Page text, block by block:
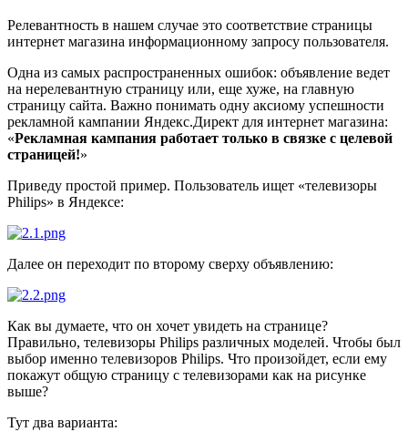
Релевантность в нашем случае это соответствие страницы
интернет магазина информационному запросу пользователя.
Одна из самых распространенных ошибок: объявление ведет
на нерелевантную страницу или, еще хуже, на главную
страницу сайта. Важно понимать одну аксиому успешности
рекламной кампании Яндекс.Директ для интернет магазина:
«Рекламная кампания работает только в связке с целевой
страницей!»
Приведу простой пример. Пользователь ищет «телевизоры
Philips» в Яндексе:
Далее он переходит по второму сверху объявлению:
Как вы думаете, что он хочет увидеть на странице?
Правильно, телевизоры Philips различных моделей. Чтобы был
выбор именно телевизоров Philips. Что произойдет, если ему
покажут общую страницу с телевизорами как на рисунке
выше?
Тут два варианта: